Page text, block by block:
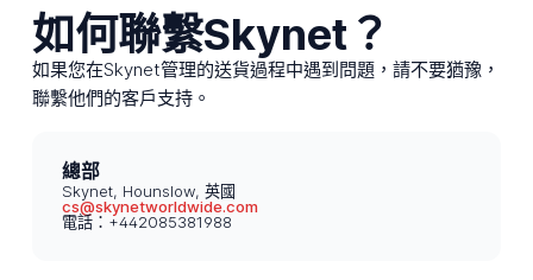
如何聯繫Skynet？
如果您在Skynet管理的送貨過程中遇到問題，請不要猶豫，
聯繫他們的客戶支持。
總部
Skynet, Hounslow, 英國
cs@skynetworldwide.com
電話：+442085381988